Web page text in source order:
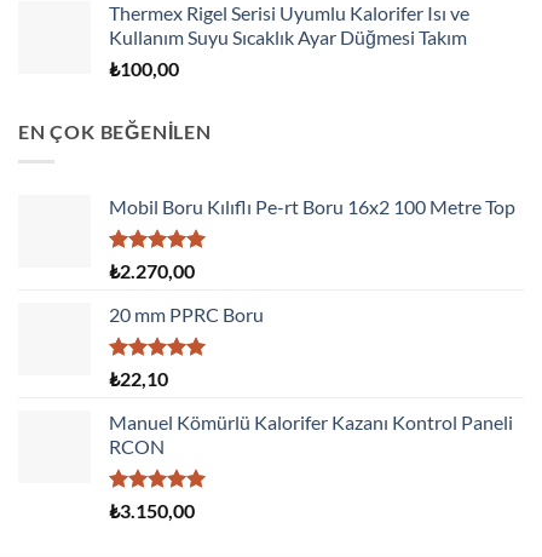
Thermex Rigel Serisi Uyumlu Kalorifer Isı ve
Kullanım Suyu Sıcaklık Ayar Düğmesi Takım
₺100,00
EN ÇOK BEĞENİLEN
Mobil Boru Kılıflı Pe-rt Boru 16x2 100 Metre Top
5 üzerinden
oy
aldı
₺2.270,00
20 mm PPRC Boru
5 üzerinden
5.00oy
aldı
₺22,10
Manuel Kömürlü Kalorifer Kazanı Kontrol Paneli
RCON
5 üzerinden
oy
₺3.150,00